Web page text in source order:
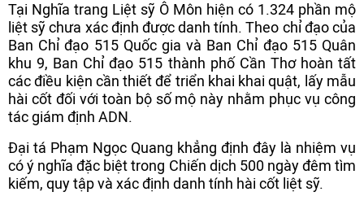
Tại Nghĩa trang Liệt sỹ Ô Môn hiện có 1.324 phần mộ
liệt sỹ chưa xác định được danh tính. Theo chỉ đạo của
Ban Chỉ đạo 515 Quốc gia và Ban Chỉ đạo 515 Quân
khu 9, Ban Chỉ đạo 515 thành phố Cần Thơ hoàn tất
các điều kiện cần thiết để triển khai khai quật, lấy mẫu
hài cốt đối với toàn bộ số mộ này nhằm phục vụ công
tác giám định ADN.
Đại tá Phạm Ngọc Quang khẳng định đây là nhiệm vụ
có ý nghĩa đặc biệt trong Chiến dịch 500 ngày đêm tìm
kiếm, quy tập và xác định danh tính hài cốt liệt sỹ.